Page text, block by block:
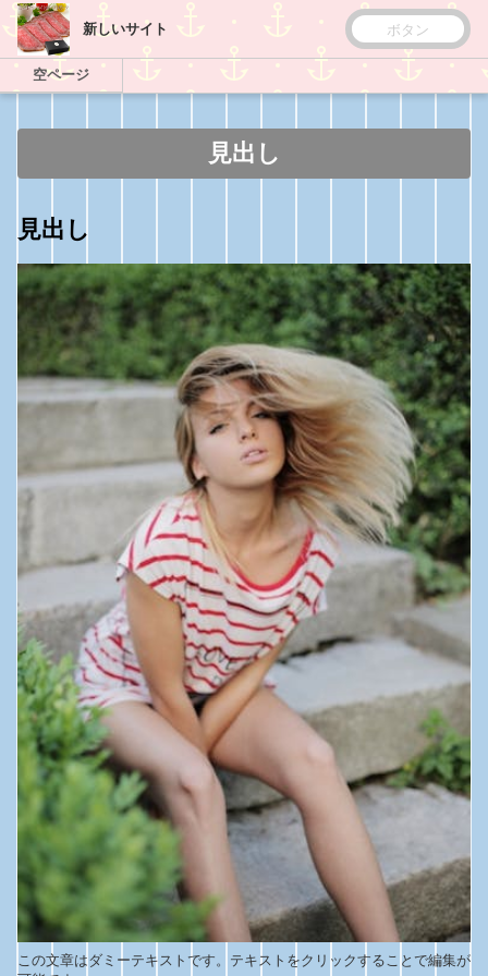
新しいサイト ボタン
空ページ
見出し
見出し
この文章はダミーテキストです。テキストをクリックすることで編集が